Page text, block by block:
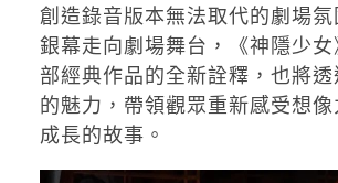
創造錄音版本無法取代的劇場
銀幕走向劇場舞台，《神隱少
部經典作品的全新詮釋，也將透
的魅力，帶領觀眾重新感受想
成長的故事。